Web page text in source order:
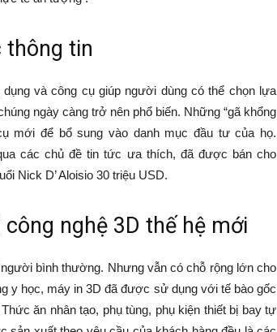
thông tin
và công cụ giúp người dùng có thể chọn lựa
ngày càng trở nên phổ biến. Những “gã khổng
mới để bổ sung vào danh mục đầu tư của họ.
các chủ đề tin tức ưa thích, đã được bán cho
Nick D’ Aloisio 30 triệu USD.
nghệ 3D thế hệ mới
bình thường. Nhưng vẫn có chỗ rộng lớn cho
y học, máy in 3D đã được sử dụng với tế bào gốc
ăn nhân tạo, phụ tùng, phụ kiện thiết bị bay tự